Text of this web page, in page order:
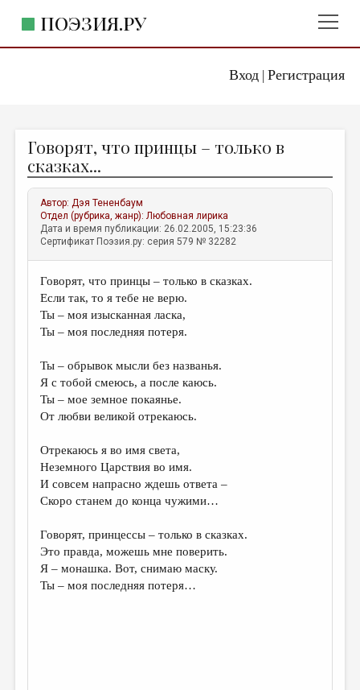
Вход| Регистрация
ПОЭЗИЯ.РУ
ЖАНРЫ
АВТОРЫ
КОММЕНТАРИИ
ЛИТСАЛОН
ПРАВИЛА САЙТА
ОТДЕЛЫ И РУБРИКИ
ДАЙДЖЕСТ
ПРОИЗВЕДЕНИЯ
КОНКУРСЫ
ДЕТСКАЯ КОМНАТА
ОБЗОР ЛИТЕРАТУРЫ
СТРАНИЦЫ ПАМЯТИ
Говорят, что принцы – только в
сказках...
Автор:Дэя Тененбаум
Отдел (рубрика, жанр):Любовная лирика
Дата и время публикации: 26.02.2005, 15:23:36
Сертификат Поэзия.ру: серия 579 № 32282
Говорят, что принцы – только в сказках.
Если так, то я тебе не верю.
Ты – моя изысканная ласка,
Ты – моя последняя потеря.
Ты – обрывок мысли без названья.
Я с тобой смеюсь, а после каюсь.
Ты – мое земное покаянье.
От любви великой отрекаюсь.
Отрекаюсь я во имя света,
Неземного Царствия во имя.
И совсем напрасно ждешь ответа –
Скоро станем до конца чужими…
Говорят, принцессы – только в сказках.
Это правда, можешь мне поверить.
Я – монашка. Вот, снимаю маску.
Ты – моя последняя потеря…